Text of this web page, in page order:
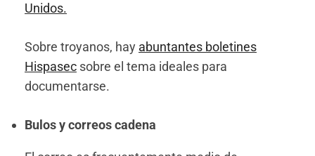
Unidos.
Sobre troyanos, hay abuntantes boletines
Hispasec sobre el tema ideales para
documentarse.
Bulos y correos cadena